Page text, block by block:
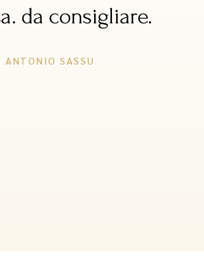
STEFANO BUONGIORNO